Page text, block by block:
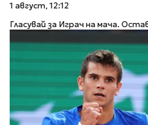
1 август, 12:12
Гласувай за Играч на мача.